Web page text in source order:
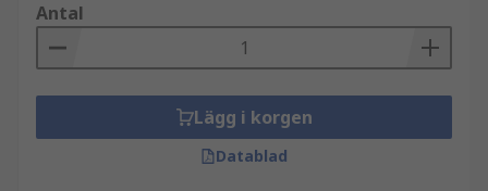
Antal
Lägg i korgen
Datablad